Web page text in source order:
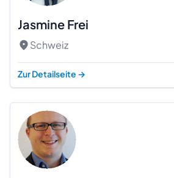
Jasmine Frei
Schweiz
Zur Detailseite →